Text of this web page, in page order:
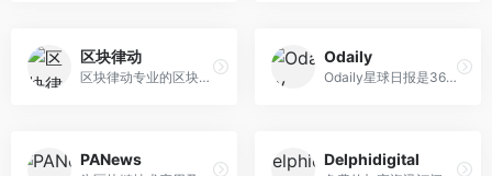
区块律动
区块律动专业的区块链研究机...
Odaily
Odaily星球日报是36氪独家战...
PANews Delphidigital